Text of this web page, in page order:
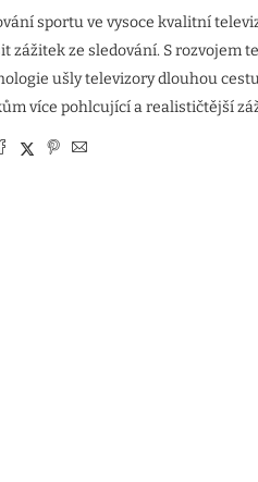
sportu ve vysoce kvalitní
zážitek ze sledování. S rozvojem
ušly televizory dlouhou
více pohlcující a realističtější